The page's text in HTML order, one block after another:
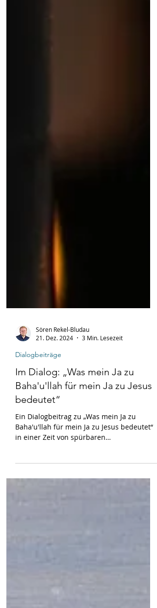
21. Dez. 2024
Dialogbeiträge
Im Dialog: „Was mein Ja zu
Baha'u'llah für mein Ja zu Jesus
bedeutet“
Ein Dialogbeitrag zu „Was mein Ja zu
Baha'u'llah für mein Ja zu Jesus bedeutet“
Veränderungen.